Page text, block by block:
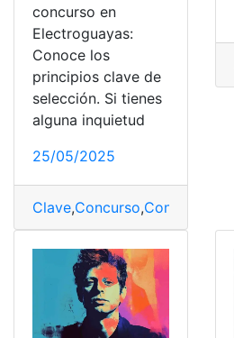
concurso en
Electroguayas:
Conoce los
principios clave de
selección. Si tienes
alguna inquietud
25/05/2025
Clave,Concurso,Convocatoria